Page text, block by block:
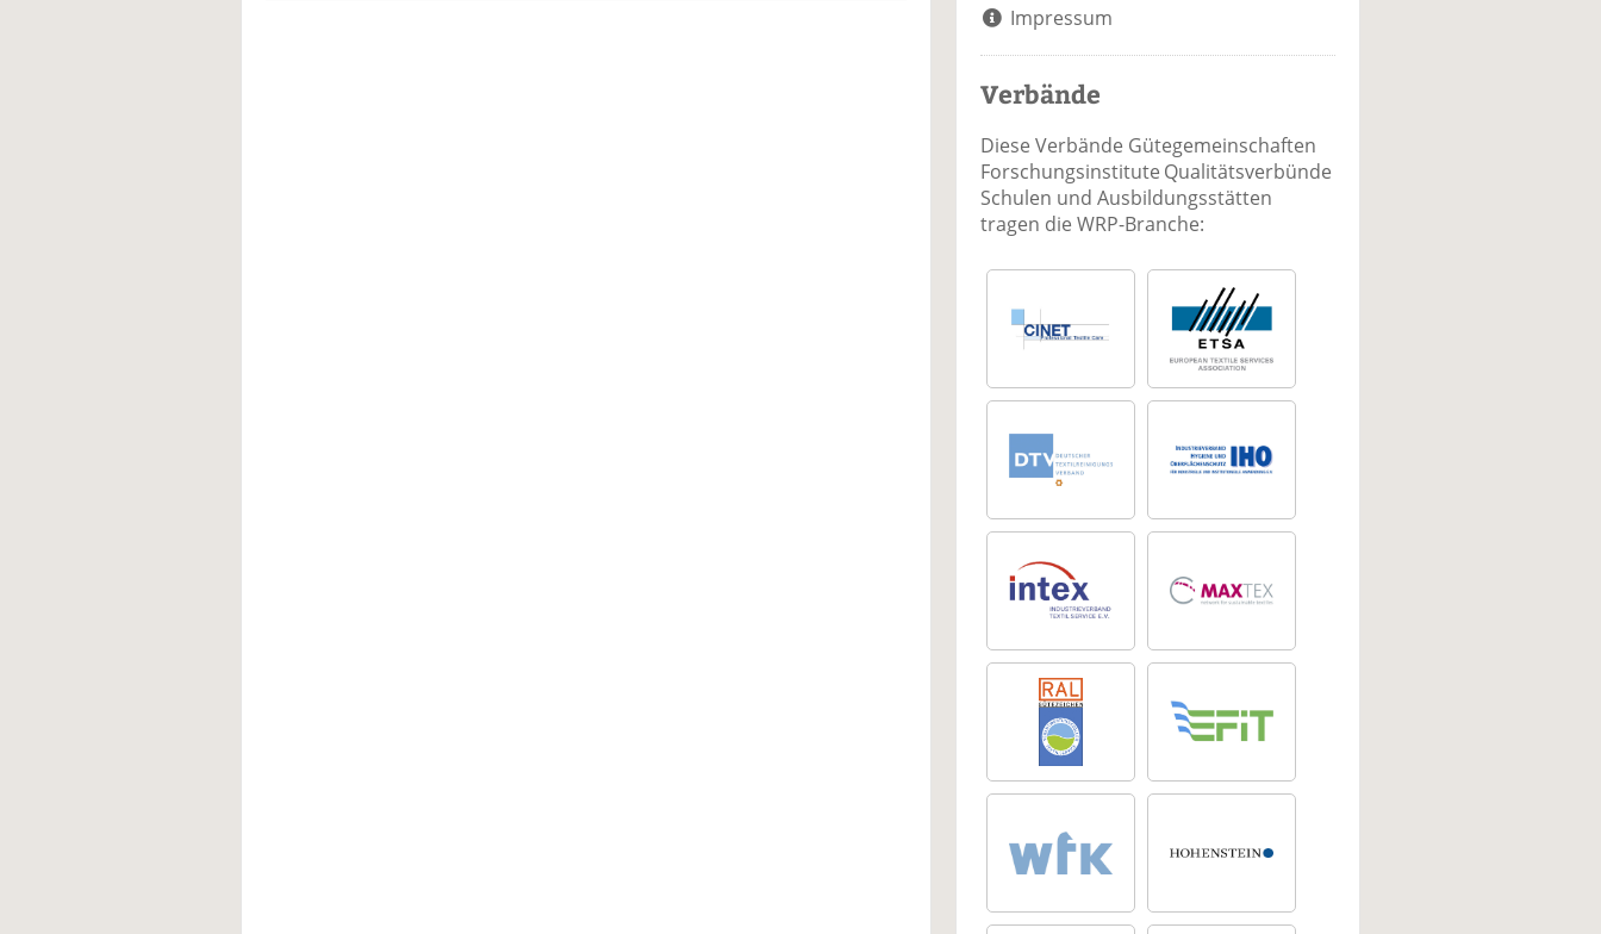
Impressum
Verbände
Diese Verbände Gütegemeinschaften
Forschungsinstitute Qualitätsverbünde
Schulen und Ausbildungsstätten
tragen die WRP-Branche: